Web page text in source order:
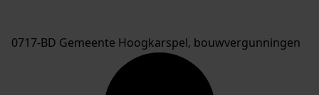
0717-BD Gemeente Hoogkarspel, bouwvergunningen